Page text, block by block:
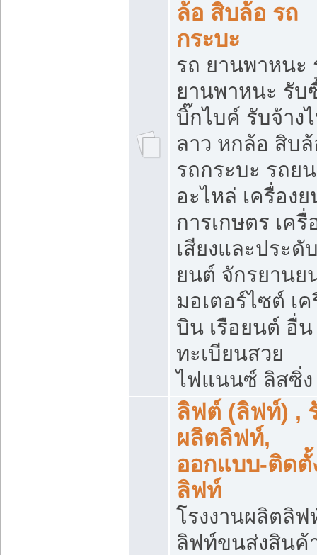
ล้อ สิบล้อ รถ
กระบะ
รถ ยานพาหนะ
ยานพาหนะ รับ
บิ๊กไบค์ รับจ้าง
ลาว หกล้อ สิบ
รถกระบะ รถย
อะไหล่ เครื่อง
การเกษตร เครื่
เสียงและประดั
ยนต์ จักรยานย
มอเตอร์ไซต์ เค
บิน เรือยนต์ อื่น
ทะเบียนสวย
ไฟแนนซ์ ลิสซิ่ง
ลิฟต์ (ลิฟท์) ,
ผลิตลิฟท์,
ออกแบบ-ติดตั้
ลิฟท์
โรงงานผลิตลิฟ
ลิฟท์ขนส่งสินค้